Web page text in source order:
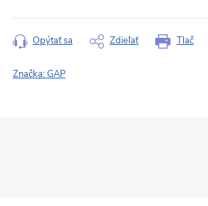
Tlač
Opýtať sa Zdieľať
Značka:GAP